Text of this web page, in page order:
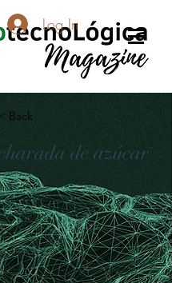
Log In
< Back
de azúcar